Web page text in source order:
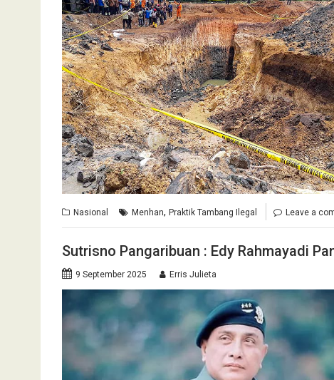
Nasional Menhan, Praktik Tambang Ilegal Leave a
Sutrisno Pangaribuan : Edy Rahmayadi
9 September 2025 Erris Julieta